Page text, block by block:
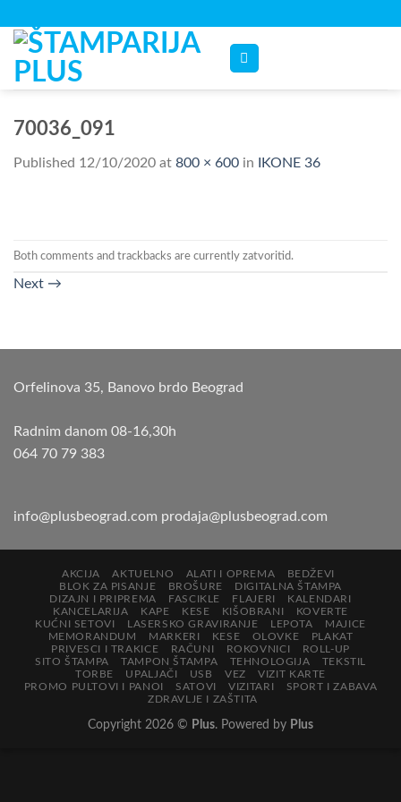
content
70036_091
Published 12/10/2020 at 800 × 600 in IKONE 36
Both comments and trackbacks are currently zatvoritid.
Next →
Orfelinova 35, Banovo brdo Beograd
Radnim danom 08-16,30h
064 70 79 383
info@plusbeograd.com prodaja@plusbeograd.com
AKCIJA AKTUELNO ALATI I OPREMA
BEDŽEVI
BLOK ZA PISANJE
BROŠURE
DIGITALNA ŠTAMPA
DIZAJN I PRIPREMA
FASCIKLE FLAJERI
KALENDARI
KANCELARIJA
KAPE KESE KIŠOBRANI
KOVERTE
KUĆNI SETOVI
LASERSKO GRAVIRANJE LEPOTA
MAJICE
MEMORANDUM
MARKERI KESE OLOVKE
PLAKAT
PRIVESCI I TRAKICE
RAČUNI ROKOVNICI
ROLL-UP
SITO ŠTAMPA
TAMPON ŠTAMPA TEHNOLOGIJA
TEKSTIL
TORBE
UPALJAČI USB VEZ
VIZIT KARTE
PROMO PULTOVI I PANOI
SATOVI VIZITARI
SPORT I ZABAVA
ZDRAVLJE I ZAŠTITA
Copyright 2026 © Plus. Powered by Plus